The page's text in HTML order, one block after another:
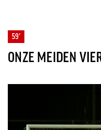
59'
ONZE MEIDEN